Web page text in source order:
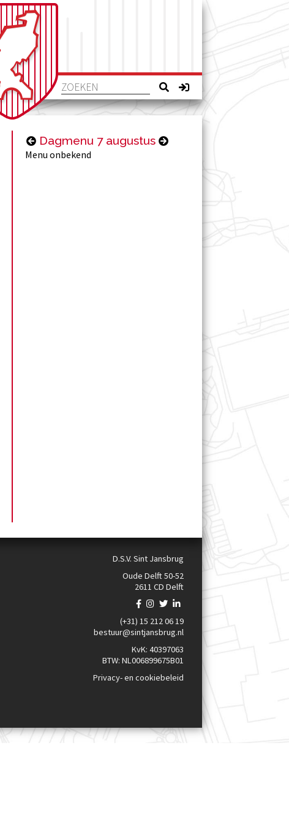
Dagmenu 7 augustus
Menu onbekend
D.S.V. Sint Jansbrug
Oude Delft 50-52
2611 CD Delft
(+31) 15 212 06 19
bestuur@sintjansbrug.nl
KvK: 40397063
BTW: NL006899675B01
Privacy- en cookiebeleid